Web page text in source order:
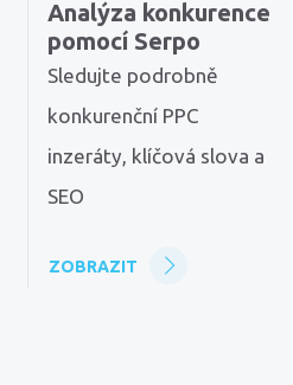
Analýza konkurence
pomocí Serpo
Sledujte podrobně
konkurenční PPC
inzeráty, klíčová slova a
SEO
ZOBRAZIT